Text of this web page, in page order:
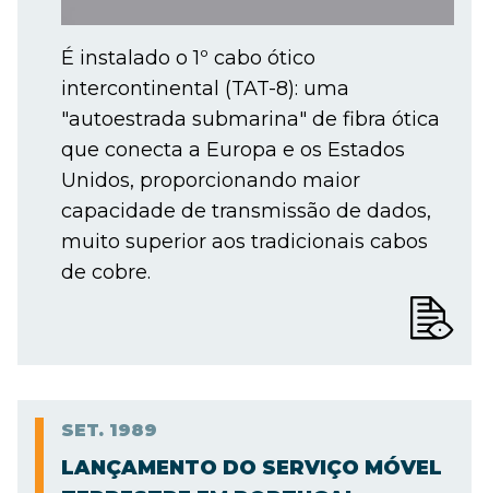
É instalado o 1º cabo ótico
intercontinental (TAT-8): uma
"autoestrada submarina" de fibra ótica
que conecta a Europa e os Estados
Unidos, proporcionando maior
capacidade de transmissão de dados,
muito superior aos tradicionais cabos
de cobre.
SET. 1989
LANÇAMENTO DO SERVIÇO MÓVEL